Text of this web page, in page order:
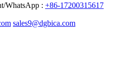
WhatsApp : +86-17200315617
sales9@dgbica.com